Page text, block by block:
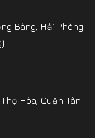
Bàng, Hải Phòng
Hòa, Quận Tân